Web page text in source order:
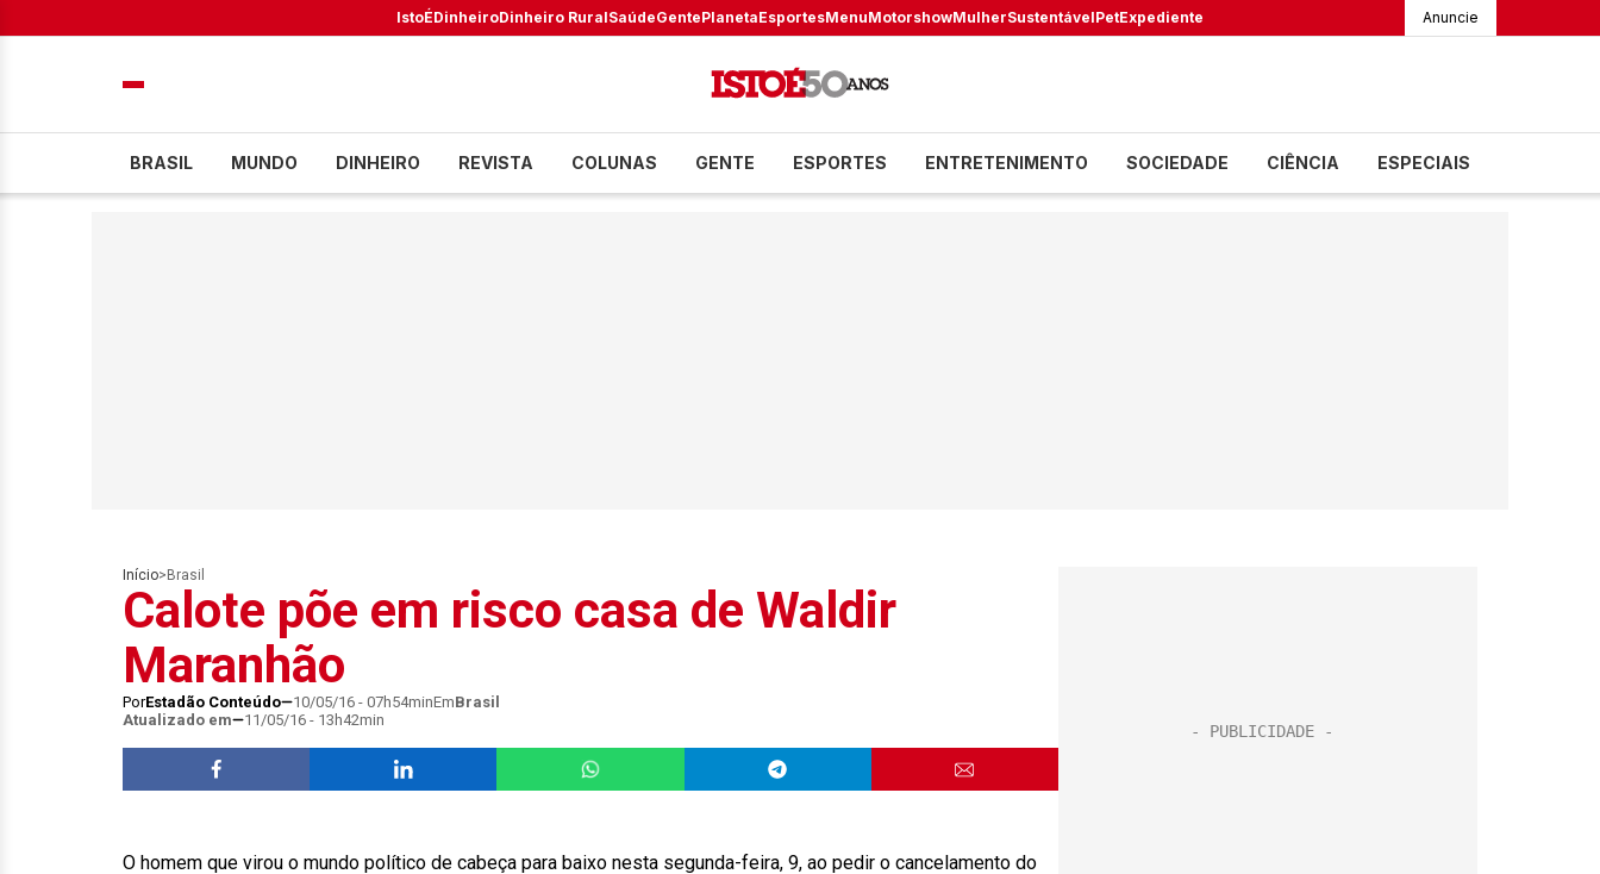
IstoÉDinheiroDinheiro RuralSaúdeGentePlanetaEsportesMenuMotorshowMulherSustentávelPetExpediente Anuncie
BRASIL MUNDO DINHEIRO REVISTA COLUNAS GENTE ESPORTES ENTRETENIMENTO SOCIEDADE CIÊNCIA ESPECIAIS
Início> Brasil
Calote põe em risco casa de Waldir
Maranhão
PorEstadão Conteúdo 10/05/16 - 07h54minEmBrasil
Atualizado em
11/05/16 - 13h42min
O homem que virou o mundo político de cabeça para baixo nesta segunda-feira, 9, ao pedir o cancelamento do